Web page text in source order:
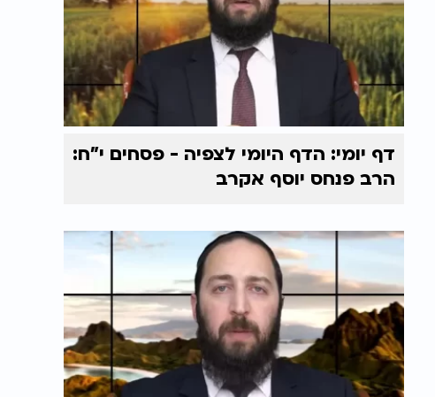
דף יומי: הדף היומי לצפיה - פסחים י"ח:
הרב פנחס יוסף אקרב